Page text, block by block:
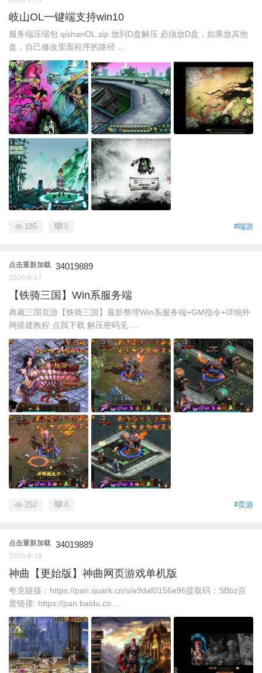
岐山OL一键端支持win10
服务端压缩包 qishanOL.zip 放到D盘解压 必须放D盘，如果放其他
盘，自己修改里面程序的路径 ...
#端游
185 0
点击重新加载 34019889
2026-6-17
【铁骑三国】Win系服务端
典藏三国页游【铁骑三国】最新整理Win系服务端+GM指令+详细外
网搭建教程 点我下载 解压密码见 ...
#页游
252 0
点击重新加载 34019889
2026-6-16
神曲【更始版】神曲网页游戏单机版
夸克链接：https://pan.quark.cn/s/e9daf0156e96提取码：SBbz百
度链接: https://pan.baidu.co ...